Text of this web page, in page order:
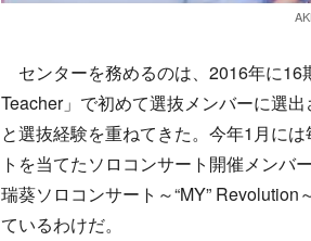
センターを務めるのは、2016年に16
Teacher」で初めて選抜メンバーに選
と選抜経験を重ねてきた。今年1月に
トを当てたソロコンサート開催メンバ
瑞葵ソロコンサート～“MY”
ているわけだ。